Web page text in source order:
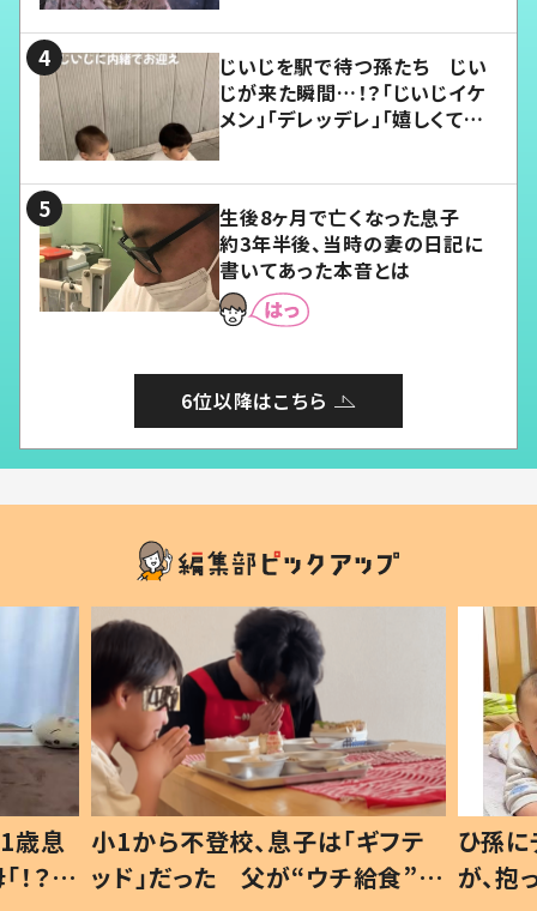
じいじを駅で待つ孫たち じい
じが来た瞬間…！？「じいじイケ
メン」「デレッデレ」「嬉しくて可
生後8ヶ月で亡くなった息子
約3年半後、当時の妻の日記に
書いてあった本音とは
6位以降はこちら
歳息
？」
小1から不登校、息子は「ギフテ
ッド」だった 父が“ウチ給食”を
ひ孫
が、